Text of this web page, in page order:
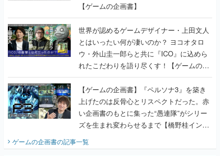
【ゲームの企画書】
世界が認めるゲームデザイナー・上田文人
とはいったい何が凄いのか？ ヨコオタロ
ウ・外山圭一郎らと共に『ICO』に込めら
れたこだわりを語り尽くす！【ゲームの企
画書】
【ゲームの企画書】『ペルソナ3』を築き
上げたのは反骨心とリスペクトだった。赤
い企画書のもとに集った“愚連隊”がシリー
ズを生まれ変わらせるまで【橋野桂インタ
ゲームの企画書の記事一覧